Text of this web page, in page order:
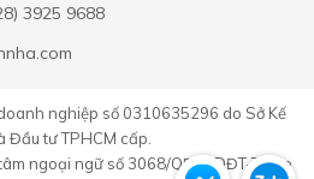
3925 9688
nghiệp số 0310635296 do Sở Kế
Đầu tư TPHCM cấp.
ngoại ngữ số 3068/QĐ-GDĐT-TC do